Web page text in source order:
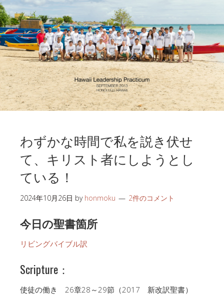
わずかな時間で私を説き伏せ
て、キリスト者にしようとし
ている！
2024年10月26日 by honmoku 2件のコメント
今日の聖書箇所
リビングバイブル訳
Scripture：
使徒の働き 26章28～29節（2017 新改訳聖書）